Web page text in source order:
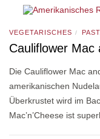
VEGETARISCHES /
Cauliflower Mac
Die Cauliflower Mac
amerikanischen
Überkrustet wird im
Mac’n’Cheese ist